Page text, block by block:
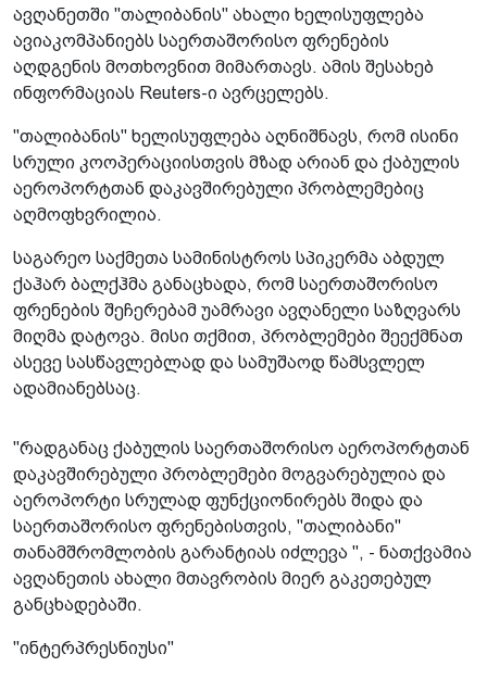
ავღანეთში "თალიბანის" ახალი ხელისუფლება
ავიაკომპანიებს საერთაშორისო ფრენების
აღდგენის მოთხოვნით მიმართავს. ამის შესახებ
ინფორმაციას Reuters-ი ავრცელებს.
"თალიბანის" ხელისუფლება აღნიშნავს, რომ ისინი
სრული კოოპერაციისთვის მზად არიან და ქაბულის
აეროპორტთან დაკავშირებული პრობლემებიც
აღმოფხვრილია.
საგარეო საქმეთა სამინისტროს სპიკერმა აბდულ
ქაჰარ ბალქჰმა განაცხადა, რომ საერთაშორისო
ფრენების შეჩერებამ უამრავი ავღანელი საზღვარს
მიღმა დატოვა. მისი თქმით, პრობლემები შეექმნათ
ასევე სასწავლებლად და სამუშაოდ წამსვლელ
ადამიანებსაც.
"რადგანაც ქაბულის საერთაშორისო აეროპორტთან
დაკავშირებული პრობლემები მოგვარებულია და
აეროპორტი სრულად ფუნქციონირებს შიდა და
საერთაშორისო ფრენებისთვის, "თალიბანი"
თანამშრომლობის გარანტიას იძლევა ", - ნათქვამია
ავღანეთის ახალი მთავრობის მიერ გაკეთებულ
განცხადებაში.
"ინტერპრესნიუსი"